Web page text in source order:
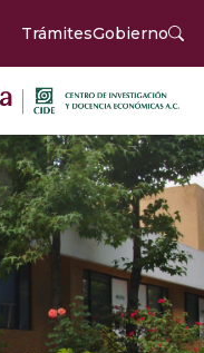
TrámitesGobierno